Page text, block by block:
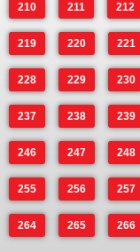
210 211 212
219 220 221
228 229 230
237 238 239
246 247 248
255 256 257
264 265 266